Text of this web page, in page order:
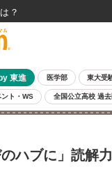
東進 医学部 東大受
ト・WS 全国公立高校 過去
のハブに」読解